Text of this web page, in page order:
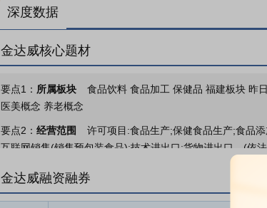
深度数据
金达威核心题材
要点1： 所属板块
食品饮料 食品加工 保健品 福建板块 昨
医美概念 养老概念
要点2： 经营范围
许可项目:食品生产;保健食品生产;食品
互联网销售(销售预包装食品);技术进出口;货物进出口。(依
件为准)一般项目:食品添加剂销售;饲料添加剂销售;化妆品
询;信息咨询服务(不含许可类信息咨询服务);品牌管理;会议
制作;广告发布(非广播电台、电视台、报刊出版单位);广告
金达威融资融券